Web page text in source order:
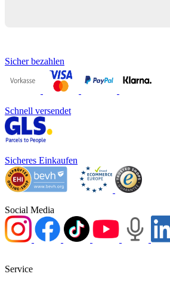
Sicher bezahlen
Schnell versendet
Sicheres Einkaufen
Social Media
Service